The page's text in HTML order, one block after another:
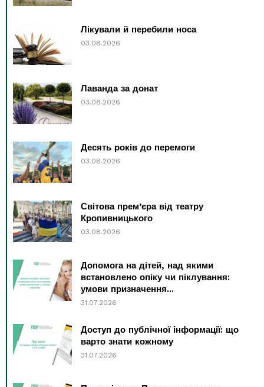
Лікували й перебили носа
03.08.2026
Лаванда за донат
03.08.2026
Десять років до перемоги
03.08.2026
Світова прем’єра від театру
Кропивницького
03.08.2026
Допомога на дітей, над якими
встановлено опіку чи піклування:
умови призначення...
31.07.2026
Доступ до публічної інформації: що
варто знати кожному
31.07.2026